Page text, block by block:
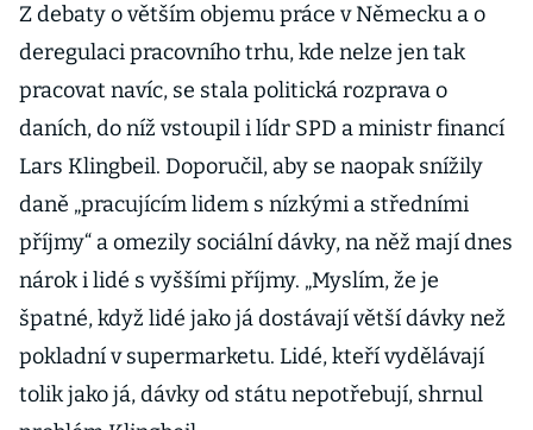
Z debaty o větším objemu práce v Německu a o
deregulaci pracovního trhu, kde nelze jen tak
pracovat navíc, se stala politická rozprava o
daních, do níž vstoupil i lídr SPD a ministr financí
Lars Klingbeil. Doporučil, aby se naopak snížily
daně „pracujícím lidem s nízkými a středními
příjmy“ a omezily sociální dávky, na něž mají dnes
nárok i lidé s vyššími příjmy. „Myslím, že je
špatné, když lidé jako já dostávají větší dávky než
pokladní v supermarketu. Lidé, kteří vydělávají
tolik jako já, dávky od státu nepotřebují, shrnul